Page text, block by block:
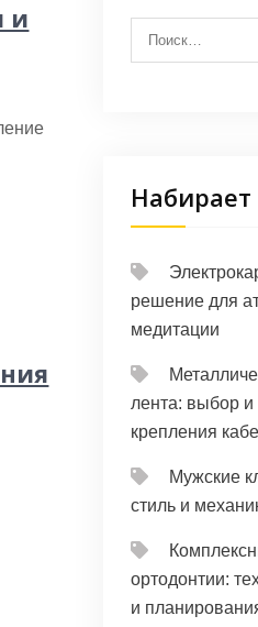
и
Набирает
решение для
медитации
лента: выбор
крепления
Мужские
стиль и
ортодонтии:
и